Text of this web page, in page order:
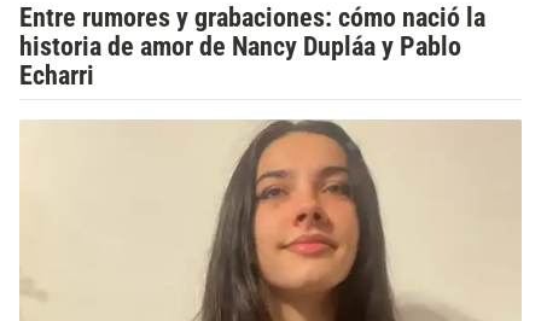
Entre rumores y grabaciones: cómo nació la
historia de amor de Nancy Dupláa y Pablo
Echarri